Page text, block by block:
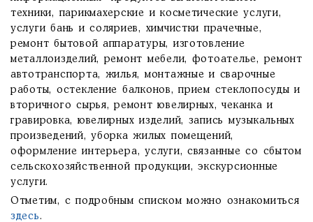
техники, парикмахерские и косметические услуги,
услуги бань и соляриев, химчистки прачечные,
ремонт бытовой аппаратуры, изготовление
металлоизделий, ремонт мебели, фотоателье, ремонт
автотранспорта, жилья, монтажные и сварочные
работы, остекление балконов, прием стеклопосуды и
вторичного сырья, ремонт ювелирных, чеканка и
гравировка, ювелирных изделий, запись музыкальных
произведений, уборка жилых помещений,
оформление интерьера, услуги, связанные со сбытом
сельскохозяйственной продукции, экскурсионные
услуги.
Отметим, с подробным списком можно ознакомиться
здесь.